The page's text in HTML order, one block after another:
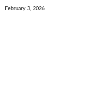
February 3, 2026